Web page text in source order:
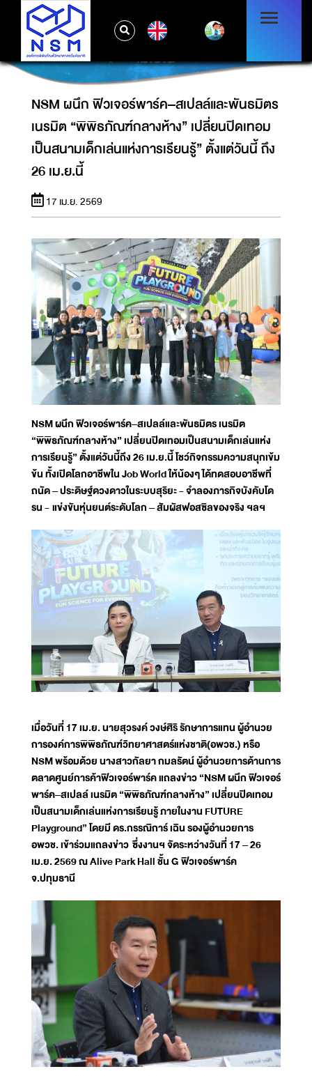
NSM ผนึก ฟิวเจอร์พาร์ค–สเปลล์และพันธมิตร
เนรมิต “พิพิธภัณฑ์กลางห้าง” เปลี่ยนปิดเทอมเป็น
สนามเด็กเล่นแห่งการเรียนรู้” ตั้งแต่วันนี้ ถึง 26
เม.ย.นี้
NSM ผนึก ฟิวเจอร์พาร์ค–สเปลล์และพันธมิตร
เนรมิต “พิพิธภัณฑ์กลางห้าง” เปลี่ยนปิดเทอม
เป็นสนามเด็กเล่นแห่งการเรียนรู้” ตั้งแต่วันนี้ ถึง
26 เม.ย.นี้
17 เม.ย. 2569
NSM ผนึก ฟิวเจอร์พาร์ค–สเปลล์และพันธมิตร เนรมิต
“พิพิธภัณฑ์กลางห้าง” เปลี่ยนปิดเทอมเป็นสนามเด็กเล่นแห่ง
การเรียนรู้” ตั้งแต่วันนี้ถึง 26 เม.ย.นี้ โชว์กิจกรรมความสนุกเข้ม
ข้น ทั้งเปิดโลกอาชีพใน Job World ให้น้องๆ ได้ทดสอบอาชีพที่
ถนัด – ประดิษฐ์ดวงดาวในระบบสุริยะ - จำลองภารกิจบังคับโด
รน- แข่งขันหุ่นยนต์ระดับโลก – สัมผัสฟอสซิลของจริง ฯลฯ
เมื่อวันที่ 17 เม.ย. นายสุวรงค์ วงษ์ศิริ รักษาการแทน ผู้อำนวย
การองค์การพิพิธภัณฑ์วิทยาศาสตร์แห่งชาติ(อพวช.) หรือ
NSM พร้อมด้วย นางสาวกัลยา กมลรัตน์ ผู้อำนวยการด้านการ
ตลาดศูนย์การค้าฟิวเจอร์พาร์ค แถลงข่าว “NSM ผนึก ฟิวเจอร์
พาร์ค–สเปลล์ เนรมิต “พิพิธภัณฑ์กลางห้าง” เปลี่ยนปิดเทอม
เป็นสนามเด็กเล่นแห่งการเรียนรู้ ภายในงาน FUTURE
Playground” โดยมี ดร.กรรณิการ์ เฉิน รองผู้อำนวยการ
อพวช. เข้าร่วมแถลงข่าว ซึ่งงานฯ จัดระหว่างวันที่ 17 – 26
เม.ย. 2569 ณ Alive Park Hall ชั้น G ฟิวเจอร์พาร์ค
จ.ปทุมธานี